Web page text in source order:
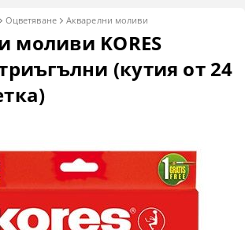
Оцветяване Акварелни моливи
моливи KORES
(кутия от 24